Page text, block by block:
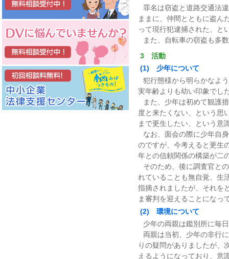
罪名は窃盗と道路交通法
ままに、仲間とともに盗ん
って現行犯逮捕された、と
また、自転車の窃盗も多
3 活動
(1) 少年について
犯行態様から明らかなよ
実年齢よりも幼い印象でし
また、少年は初めて観護
度と来たくない、という思
まで更生したい、という意
なお、面会の際に少年自
のですが、今考えると更生
年との信頼関係の構築が二
そのため、後に調査官と
れていることも無自覚、生
指摘されましたが、それを
ま審判を迎えることになっ
(2) 環境について
少年の両親は鑑別所に毎
両親は当初、少年の非行
りの疑問がありましたが、
えるようになっており、意